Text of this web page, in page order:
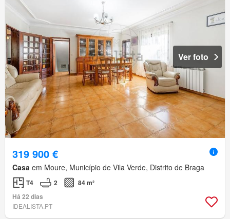
Ver foto
319 900 €
Casa em Moure, Município de Vila Verde, Distrito de Braga
T4 2
84 m²
Há 22 dias
IDEALISTA.PT